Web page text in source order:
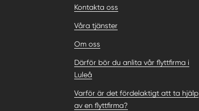
Kontakta oss
Våra tjänster
Om oss
Därför bör du anlita vår flyttfirma i
Luleå
Varför är det fördelaktigt att ta hjälp
av en flyttfirma?